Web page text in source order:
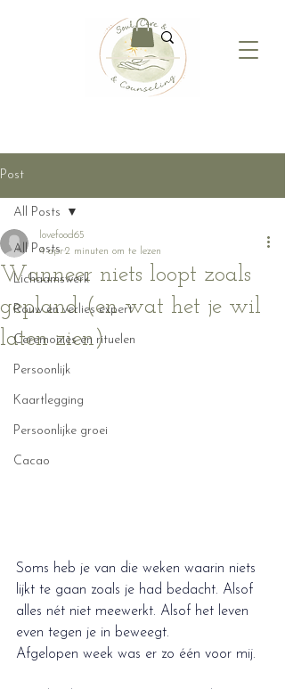
Post
All Posts
Lichaamswerk
Rouw en verlies expert
Ceremonies en rituelen
Persoonlijk
Kaartlegging
Persoonlijke groei
Cacao
All Posts
Wanneer niets loopt zoals
gepland (en wat het je wil
laten zien)
lovefood65
4 apr2 minuten om te lezen
Soms heb je van die weken waarin niets
lijkt te gaan zoals je had bedacht. Alsof
alles nét niet meewerkt. Alsof het leven
even tegen je in beweegt.
Afgelopen week was er zo één voor mij.